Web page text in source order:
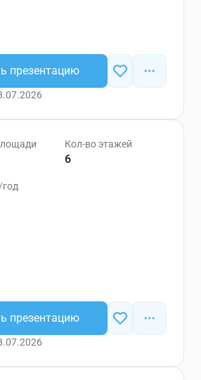
презентацию
Кол-во этажей
6
презентацию